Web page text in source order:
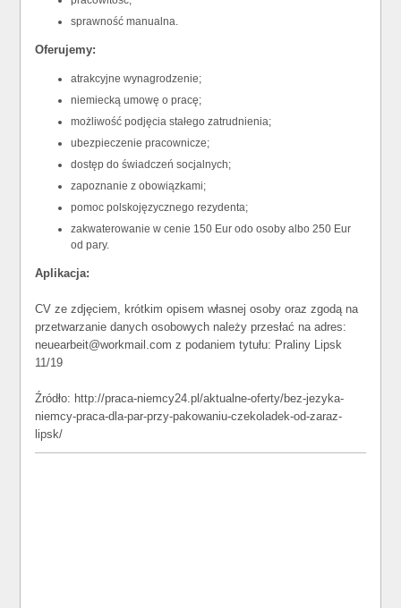
sprawność manualna.
Oferujemy:
atrakcyjne wynagrodzenie;
niemiecką umowę o pracę;
możliwość podjęcia stałego zatrudnienia;
ubezpieczenie pracownicze;
dostęp do świadczeń socjalnych;
zapoznanie z obowiązkami;
pomoc polskojęzycznego rezydenta;
zakwaterowanie w cenie 150 Eur odo osoby albo 250 Eur
od pary.
Aplikacja:
CV ze zdjęciem, krótkim opisem własnej osoby oraz zgodą na
przetwarzanie danych osobowych należy przesłać na adres:
neuearbeit@workmail.com z podaniem tytułu: Praliny Lipsk
11/19
Źródło: http://praca-niemcy24.pl/aktualne-oferty/bez-jezyka-
niemcy-praca-dla-par-przy-pakowaniu-czekoladek-od-zaraz-
lipsk/